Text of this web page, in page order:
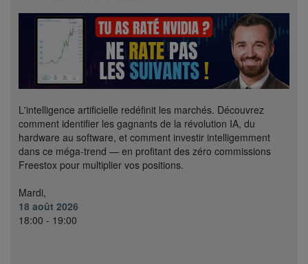
L'intelligence artificielle redéfinit les marchés. Découvrez
comment identifier les gagnants de la révolution IA, du
hardware au software, et comment investir intelligemment
dans ce méga-trend — en profitant des zéro commissions
Freestox pour multiplier vos positions.
Mardi,
18 août 2026
18:00 - 19:00